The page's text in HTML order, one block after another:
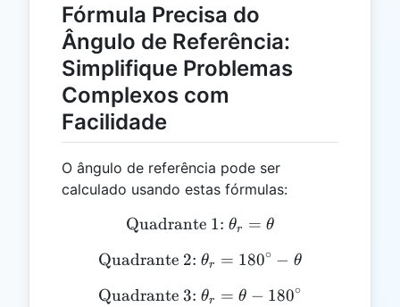
Fórmula Precisa do
Ângulo de Referência:
Simplifique Problemas
Complexos com
Facilidade
O ângulo de referência pode ser
calculado usando estas fórmulas:
\text{Quadrante 1: }
Quadrante 1: θr = θ
\text{Quadrante 2: }
Quadrante 2: θr = 180∘ − θ
\text{Quadrante 3: }
Quadrante 3: θr = θ − 180∘